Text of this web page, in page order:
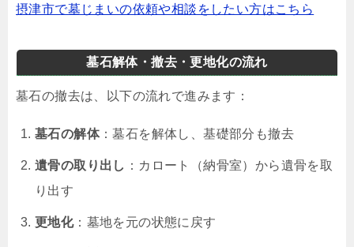
摂津市で墓じまいの依頼や相談をしたい方はこちら
墓石解体・撤去・更地化の流れ
墓石の撤去は、以下の流れで進みます：
墓石の解体：墓石を解体し、基礎部分も撤去
遺骨の取り出し ：カロート（納骨室）から遺骨を取
り出す
更地化：墓地を元の状態に戻す